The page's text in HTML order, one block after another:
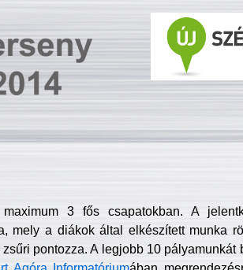
3 fős csapatokban. A
mely a diákok által elkészített munka
pontozza. A legjobb 10 pályamunkát